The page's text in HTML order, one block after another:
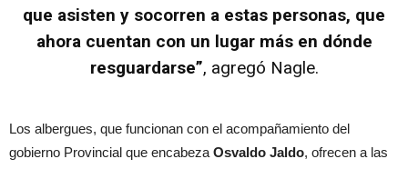
que asisten y socorren a estas personas, que
ahora cuentan con un lugar más en dónde
resguardarse”, agregó Nagle.
Los albergues, que funcionan con el acompañamiento del
gobierno Provincial que encabeza Osvaldo Jaldo, ofrecen a las